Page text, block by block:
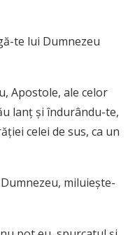
te lui Dumnezeu
Apostole, ale celor
lanţ şi îndurându-te,
celei de sus, ca un
miluieşte-